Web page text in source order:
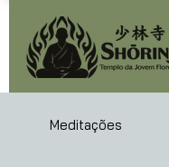
Meditações